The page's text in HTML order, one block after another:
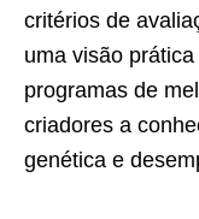
critérios de
uma visão
programas de
criadores a
genética e